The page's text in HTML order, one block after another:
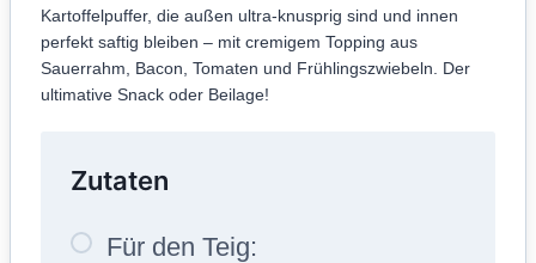
Kartoffelpuffer, die außen ultra-knusprig sind und innen
perfekt saftig bleiben – mit cremigem Topping aus
Sauerrahm, Bacon, Tomaten und Frühlingszwiebeln. Der
ultimative Snack oder Beilage!
Zutaten
Für den Teig: